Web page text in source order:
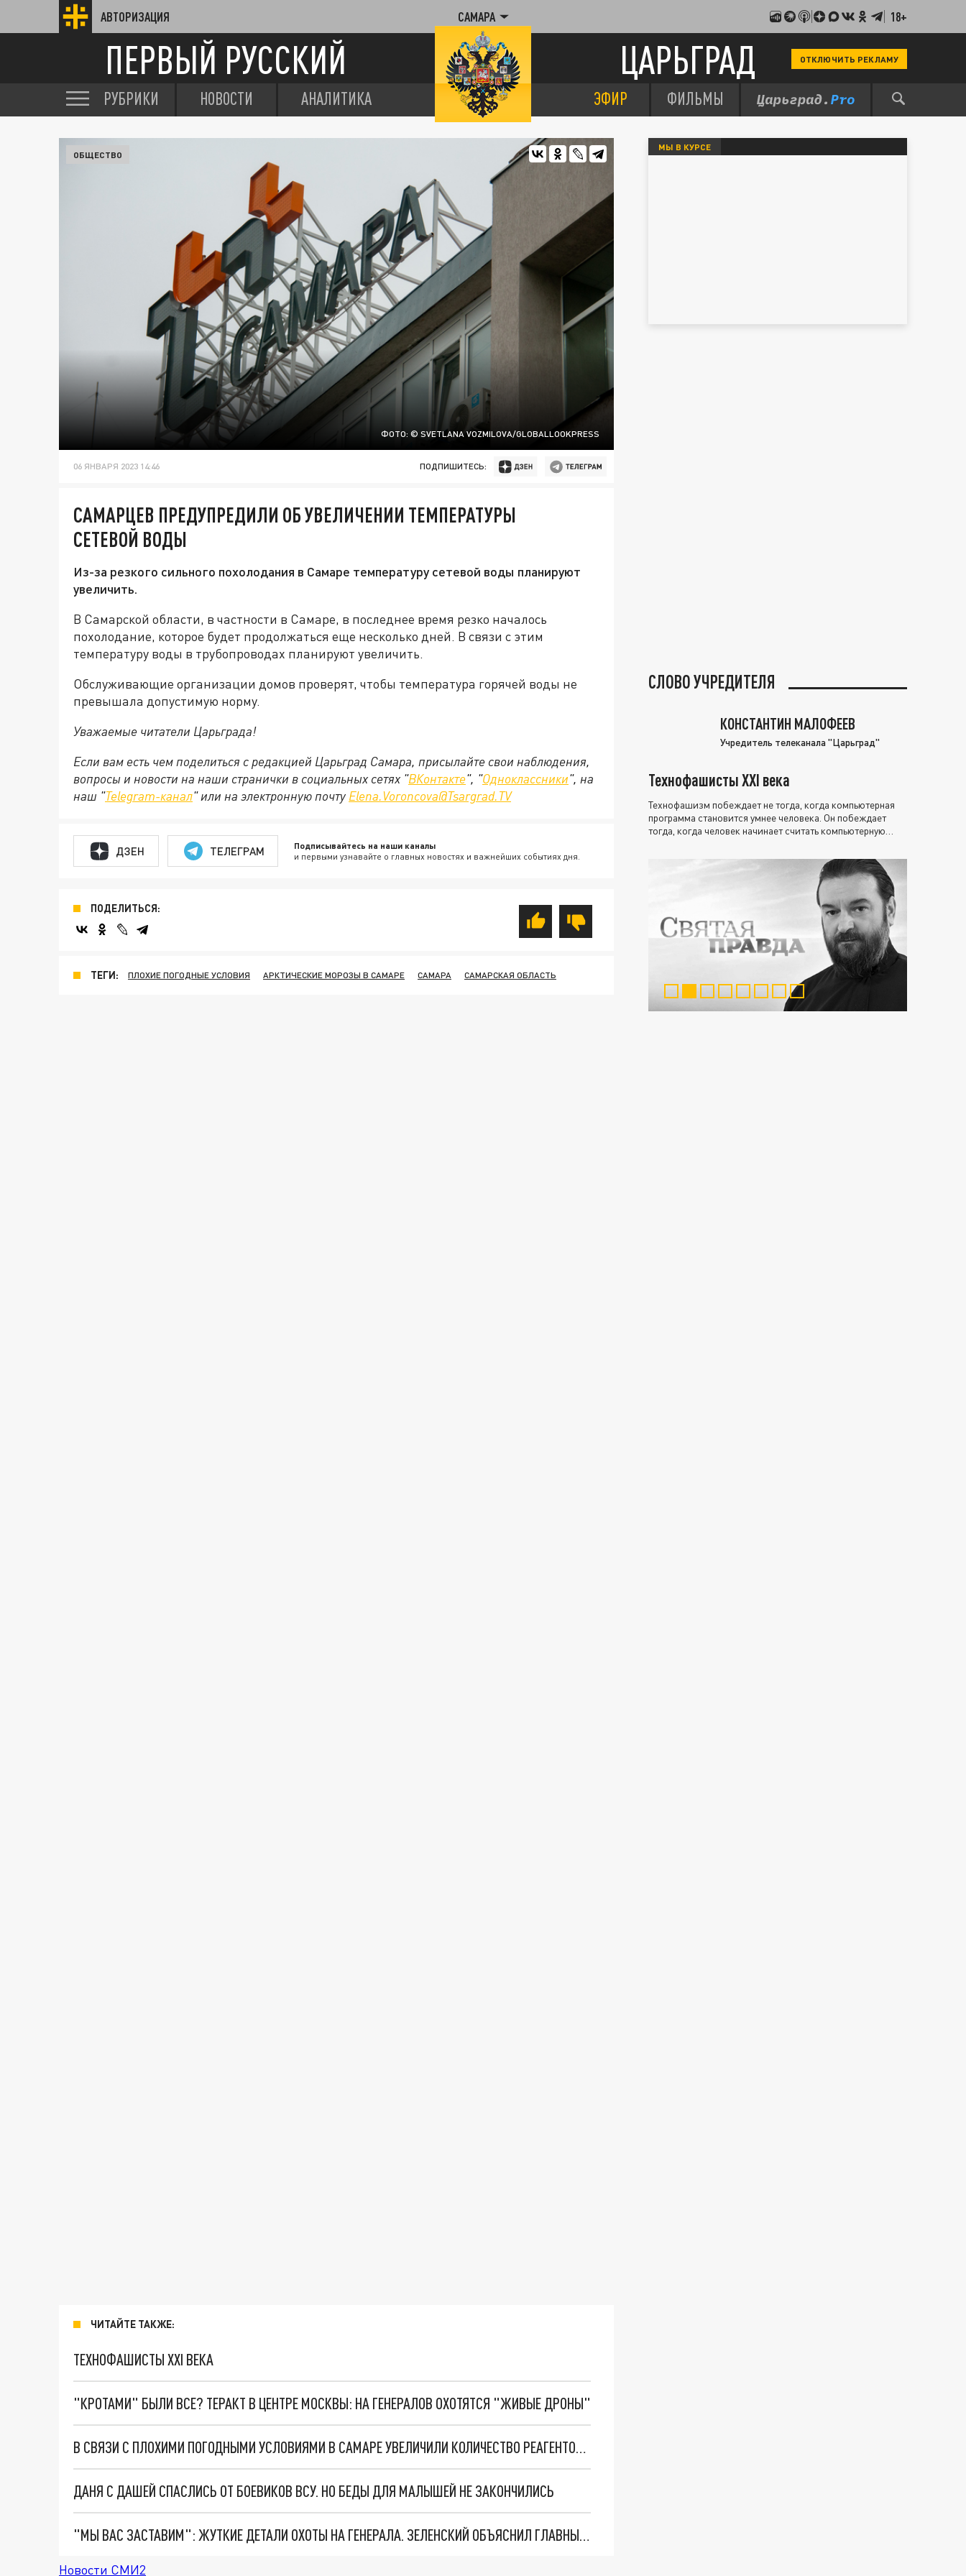
АВТОРИЗАЦИЯ САМАРА 18+
ПЕРВЫЙ РУССКИЙ ЦАРЬГРАД ОТКЛЮЧИТЬ РЕКЛАМУ
РУБРИКИ НОВОСТИ АНАЛИТИКА ЭФИР ФИЛЬМЫ
ФОТО: © SVETLANA VOZMILOVA/GLOBALLOOKPRESS
ОБЩЕСТВО
06 ЯНВАРЯ 2023 14:46 ПОДПИШИТЕСЬ:
САМАРЦЕВ ПРЕДУПРЕДИЛИ ОБ УВЕЛИЧЕНИИ ТЕМПЕРАТУРЫ
СЕТЕВОЙ ВОДЫ
Из-за резкого сильного похолодания в Самаре температуру сетевой воды планируют
увеличить.
В Самарской области, в частности в Самаре, в последнее время резко началось
похолодание, которое будет продолжаться еще несколько дней. В связи с этим
температуру воды в трубопроводах планируют увеличить.
Обслуживающие организации домов проверят, чтобы температура горячей воды не
превышала допустимую норму.
Уважаемые читатели Царьграда!
Если вам есть чем поделиться с редакцией Царьград Самара, присылайте свои наблюдения,
вопросы и новости на наши странички в социальных сетях "ВКонтакте", "Одноклассники", на
наш "Telegram-канал" или на электронную почту Elena.Voroncova@Tsargrad.TV
ДЗЕН ТЕЛЕГРАМ Подписывайтесь на наши каналы
и первыми узнавайте о главных новостях и важнейших событиях дня.
ПОДЕЛИТЬСЯ:
ТЕГИ: ПЛОХИЕ ПОГОДНЫЕ УСЛОВИЯ АРКТИЧЕСКИЕ МОРОЗЫ В САМАРЕ САМАРА САМАРСКАЯ ОБЛАСТЬ
ЧИТАЙТЕ ТАКЖЕ:
ТЕХНОФАШИСТЫ XXI ВЕКА
"КРОТАМИ" БЫЛИ ВСЕ? ТЕРАКТ В ЦЕНТРЕ МОСКВЫ: НА ГЕНЕРАЛОВ ОХОТЯТСЯ "ЖИВЫЕ ДРОНЫ"
В СВЯЗИ С ПЛОХИМИ ПОГОДНЫМИ УСЛОВИЯМИ В САМАРЕ УВЕЛИЧИЛИ КОЛИЧЕСТВО РЕАГЕНТОВ В ДВА РАЗА
ДАНЯ С ДАШЕЙ СПАСЛИСЬ ОТ БОЕВИКОВ ВСУ. НО БЕДЫ ДЛЯ МАЛЫШЕЙ НЕ ЗАКОНЧИЛИСЬ
"МЫ ВАС ЗАСТАВИМ": ЖУТКИЕ ДЕТАЛИ ОХОТЫ НА ГЕНЕРАЛА. ЗЕЛЕНСКИЙ ОБЪЯСНИЛ ГЛАВНЫЙ СМЫСЛ ТЕРАКТА В ЦЕНТРЕ МОСКВЫ
Новости СМИ2
МЫ В КУРСЕ
СЛОВО УЧРЕДИТЕЛЯ
КОНСТАНТИН МАЛОФЕЕВ
Учредитель телеканала "Царьград"
Технофашисты XXI века
Технофашизм побеждает не тогда, когда компьютерная
программа становится умнее человека. Он побеждает
тогда, когда человек начинает считать компьютерную